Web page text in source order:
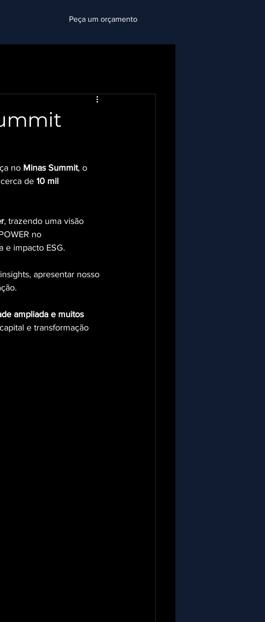
Peça um orçamento
no Minas Summit, o
de 10 mil
, trazendo uma visão
no
e impacto ESG.
apresentar nosso
ampliada e muitos
e transformação